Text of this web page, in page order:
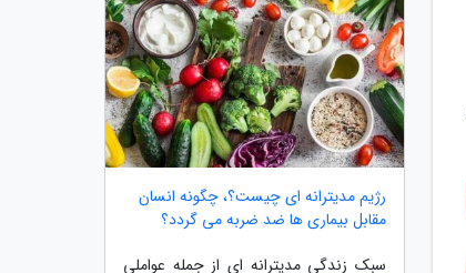
رژیم مدیترانه ای چیست؟، چگونه انسان
مقابل بیماری ها ضد ضربه می گردد؟
سبک زندگی مدیترانه ای از جمله عواملی